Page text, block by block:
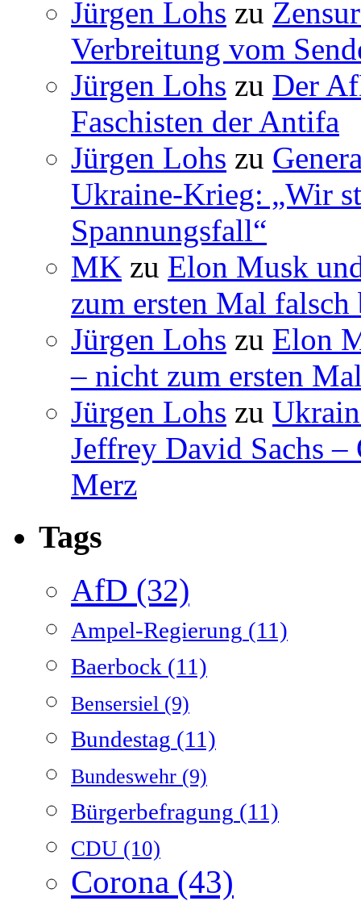
Jürgen Lohs zu
Verbreitung vom
Jürgen Lohs zu Der
Faschisten der Antifa
Jürgen Lohs zu
Ukraine-Krieg: „Wir
Spannungsfall“
MK zu Elon Musk
zum ersten Mal falsch
Jürgen Lohs zu Elon
– nicht zum ersten
Jürgen Lohs zu
Jeffrey David Sachs
Merz
Tags
AfD (32)
Ampel-Regierung (11)
Baerbock (11)
Bensersiel (9)
Bundestag (11)
Bundeswehr (9)
Bürgerbefragung (11)
CDU (10)
Corona (43)